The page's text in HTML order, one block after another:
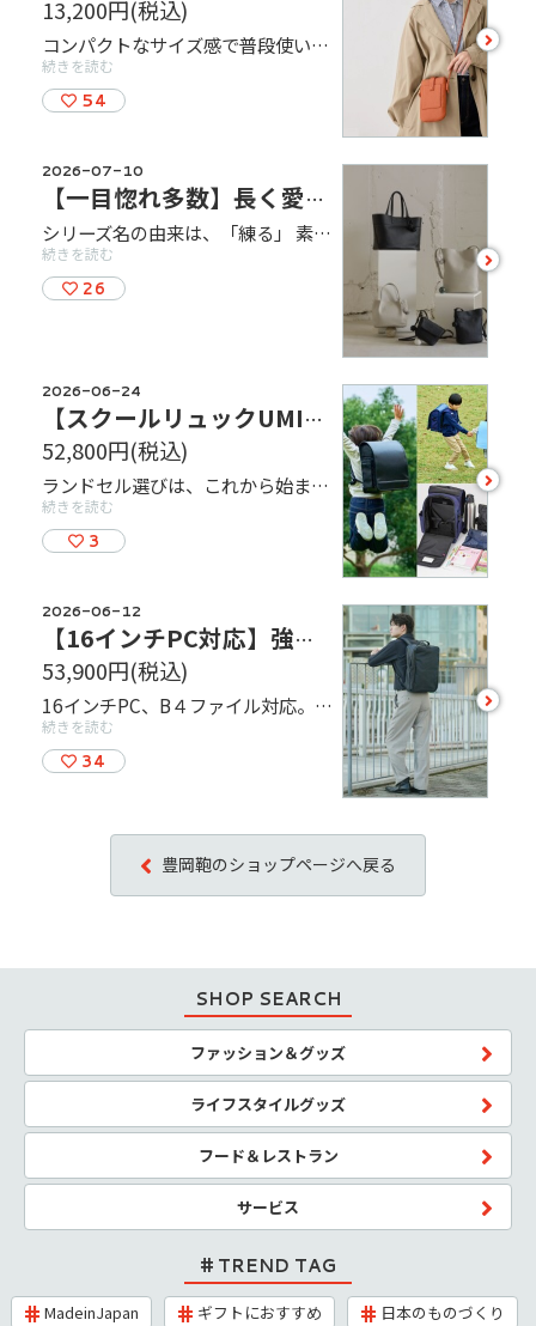
13,200円(税込)
コンパクトなサイズ感で普段使いにピッタリのポシェット型ミニショルダーバッグ。今年流行のバッグ2個持ちにも大活躍！カラー展開は１０色で、コーディネートに合わせてカラーが選べるのが嬉しいポイントです♪肩ひもは調節可能なので好きな長さに結んで変える事も可能。コーディネートのアクセントとして、普段とは違うカラーリングに挑戦していただくのはいかがでしょうか？同シリーズのカードウォレットやコインケースと合わせてのコーディネートもオススメです！
続きを読む
54
see
more
2026-07-10
【一目惚れ多数】長く愛せる、静かに輝く大人の上質レザー
シリーズ名の由来は、「練る」 素材を選ぶ、形を整える、縫い上げる ── 全ての工程に丁寧な手間をかけ、静かに、じっくりと、時間をかけて仕立てたレザーシリーズ。しっとりとした質感のレザー、無理のないシルエット、そしてさりげない品のよさ。派手さではなく、静かな美しさで日常に寄り添います。
続きを読む
26
see
more
2026-06-24
【スクールリュックUMI】2027年ご入学モデル/ご注文承っております
52,800円(税込)
ランドセル選びは、これから始まる新しい毎日を思い描く、ご家族にとって大切な時間のひとつではないでしょうか。実際に背負ってみて、フィット感や色・デザインを確かめながら選ぶ時間も、きっと素敵な思い出になることと思います。 当店では、スクールリュックUMIを取り扱っております。 「たっぷり入る」「重くても楽に背負える」をコンセプトに、子どもたちの毎日の登下校をサポートする新しい発想のスクールリュックです。 ぜひ実物をご覧いただきながら、ご家族皆さまでゆっくりとお選びください。
続きを読む
3
see
more
2026-06-12
【16インチPC対応】強撥水で多機能な頼れるビジネスリュック
53,900円(税込)
16インチPC、B４ファイル対応。 本体生地に「Hollofil AIR™」使用。「Hollofil AIR™」はインビスタ社が新たに開発した中空糸ブランドです。 中空糸は、内部が空洞になっていて、通常糸の70～80％の軽さながら、高い引き裂き強度を持つ特殊繊維で、高い耐久性と軽さが大きな特徴。 また、撥水性も高く雨の日でも快適な移動を実現します。 機能性とデザイン性を兼ね備えたオフィスシーンに最適なビジネスリュックです。
続きを読む
34
see
more
豊岡鞄のショップページへ戻る
SHOP SEARCH
ファッション＆グッズ
ライフスタイルグッズ
フード＆レストラン
サービス
TREND TAG
MadeinJapan ギフトにおすすめ
日本のものづくり